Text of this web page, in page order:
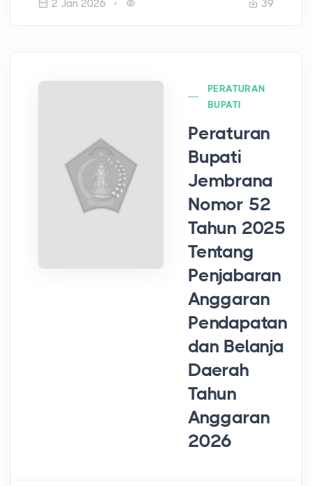
2 Jan 2026 39
PERATURAN
BUPATI
Peraturan
Bupati
Jembrana
Nomor 52
Tahun 2025
Tentang
Penjabaran
Anggaran
Pendapatan
dan Belanja
Daerah
Tahun
Anggaran
2026